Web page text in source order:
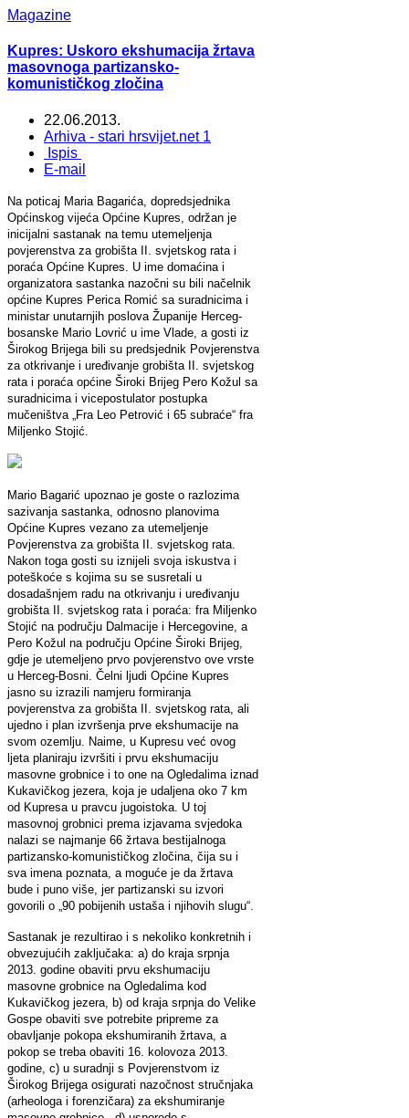
Magazine
Kupres: Uskoro ekshumacija žrtava
masovnoga partizansko-
komunističkog zločina
22.06.2013.
Arhiva - stari hrsvijet.net 1
Ispis
E-mail
Na poticaj Maria Bagarića, dopredsjednika
Općinskog vijeća Općine Kupres, održan je
inicijalni sastanak na temu utemeljenja
povjerenstva za grobišta II. svjetskog rata i
poraća Općine Kupres. U ime domaćina i
organizatora sastanka nazočni su bili načelnik
općine Kupres Perica Romić sa suradnicima i
ministar unutarnjih poslova Županije Herceg-
bosanske Mario Lovrić u ime Vlade, a gosti iz
Širokog Brijega bili su predsjednik Povjerenstva
za otkrivanje i uređivanje grobišta II. svjetskog
rata i poraća općine Široki Brijeg Pero Kožul sa
suradnicima i vicepostulator postupka
mučeništva „Fra Leo Petrović i 65 subraće“ fra
Miljenko Stojić.
Mario Bagarić upoznao je goste o razlozima
sazivanja sastanka, odnosno planovima
Općine Kupres vezano za utemeljenje
Povjerenstva za grobišta II. svjetskog rata.
Nakon toga gosti su iznijeli svoja iskustva i
poteškoće s kojima su se susretali u
dosadašnjem radu na otkrivanju i uređivanju
grobišta II. svjetskog rata i poraća: fra Miljenko
Stojić na području Dalmacije i Hercegovine, a
Pero Kožul na području Općine Široki Brijeg,
gdje je utemeljeno prvo povjerenstvo ove vrste
u Herceg-Bosni. Čelni ljudi Općine Kupres
jasno su izrazili namjeru formiranja
povjerenstva za grobišta II. svjetskog rata, ali
ujedno i plan izvršenja prve ekshumacije na
svom ozemlju. Naime, u Kupresu već ovog
ljeta planiraju izvršiti i prvu ekshumaciju
masovne grobnice i to one na Ogledalima iznad
Kukavičkog jezera, koja je udaljena oko 7 km
od Kupresa u pravcu jugoistoka. U toj
masovnoj grobnici prema izjavama svjedoka
nalazi se najmanje 66 žrtava bestijalnoga
partizansko-komunističkog zločina, čija su i
sva imena poznata, a moguće je da žrtava
bude i puno više, jer partizanski su izvori
govorili o „90 pobijenih ustaša i njihovih slugu“.
Sastanak je rezultirao i s nekoliko konkretnih i
obvezujućih zaključaka: a) do kraja srpnja
2013. godine obaviti prvu ekshumaciju
masovne grobnice na Ogledalima kod
Kukavičkog jezera, b) od kraja srpnja do Velike
Gospe obaviti sve potrebite pripreme za
obavljanje pokopa ekshumiranih žrtava, a
pokop se treba obaviti 16. kolovoza 2013.
godine, c) u suradnji s Povjerenstvom iz
Širokog Brijega osigurati nazočnost stručnjaka
(arheologa i forenzičara) za ekshumiranje